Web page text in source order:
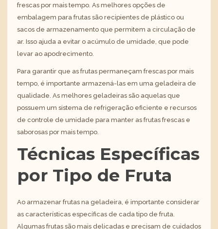
frescas por mais tempo. As melhores opções de
embalagem para frutas são recipientes de plástico ou
sacos de armazenamento que permitem a circulação de
ar. Isso ajuda a evitar o acúmulo de umidade, que pode
levar ao apodrecimento.
Para garantir que as frutas permaneçam frescas por mais
tempo, é importante armazená-las em uma geladeira de
qualidade. As melhores geladeiras são aquelas que
possuem um sistema de refrigeração eficiente e recursos
de controle de umidade para manter as frutas frescas e
saborosas por mais tempo.
Técnicas Específicas
por Tipo de Fruta
Ao armazenar frutas na geladeira, é importante considerar
as características específicas de cada tipo de fruta.
Algumas frutas são mais delicadas e precisam de cuidados